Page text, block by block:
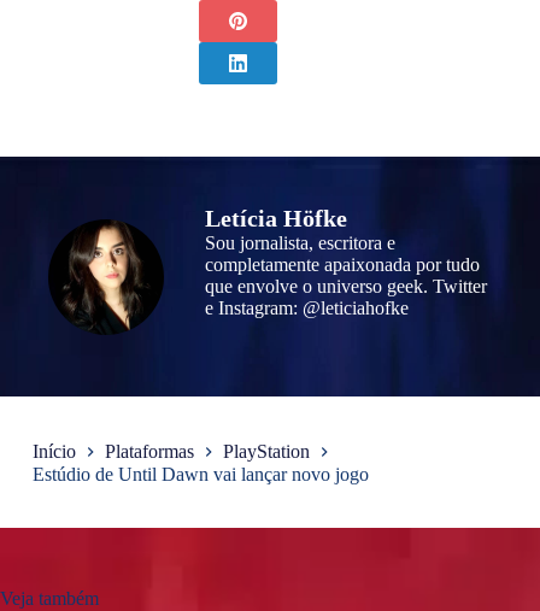
Letícia Höfke
Sou jornalista, escritora e
completamente apaixonada por tudo
que envolve o universo geek. Twitter
e Instagram: @leticiahofke
Início Plataformas
PlayStation
Estúdio de Until Dawn vai lançar novo jogo
Veja também